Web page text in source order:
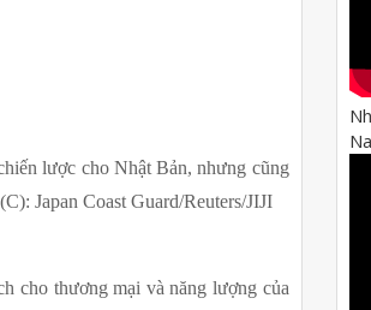
lược cho Nhật Bản, nhưng cũng
Japan Coast Guard/Reuters/JIJI
cho thương mại và năng lượng của